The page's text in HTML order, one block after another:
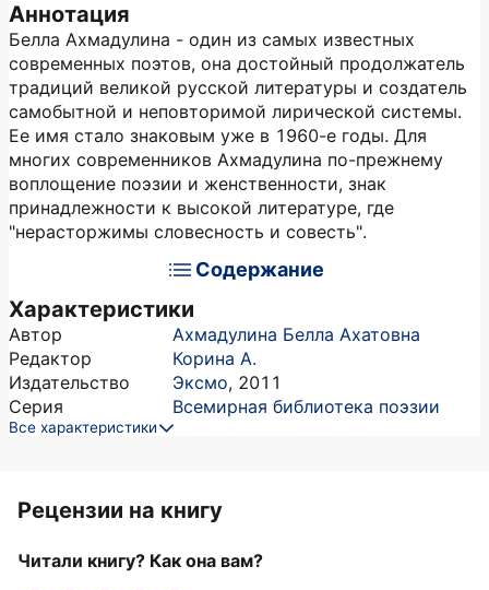
Аннотация
Белла Ахмадулина - один из самых известных
современных поэтов, она достойный продолжатель
традиций великой русской литературы и создатель
самобытной и неповторимой лирической системы.
Ее имя стало знаковым уже в 1960-е годы. Для
многих современников Ахмадулина по-прежнему
воплощение поэзии и женственности, знак
принадлежности к высокой литературе, где
"нерасторжимы словесность и совесть".
Содержание
Характеристики
Автор
Ахмадулина Белла Ахатовна
Редактор
Корина А.
Издательство
Эксмо, 2011
Серия
Всемирная библиотека поэзии
Все характеристики
Рецензии на книгу
Читали книгу? Как она вам?